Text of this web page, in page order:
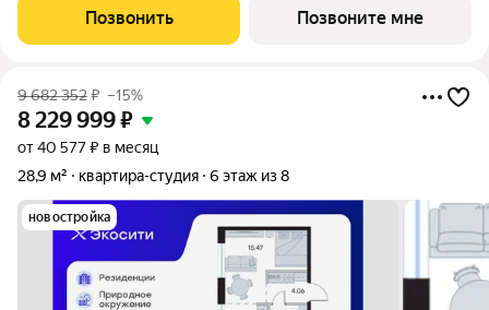
кухонную зону. Номер квартиры - 257 Преимущества
резиденции в квартале
Позвонить Позвоните мне
9 682 352₽ –15%
8 229 999₽
от 40 577 ₽ в месяц
28,9 м²
квартира-студия 6 этаж из 8
новостройка